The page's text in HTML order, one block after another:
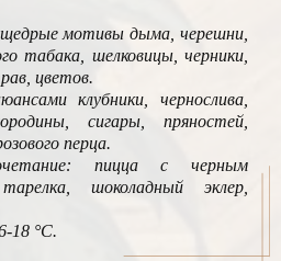
мотивы дыма, черешни,
табака, шелковицы, черники,
цветов.
клубники, чернослива,
сигары, пряностей,
перца.
пицца с черным
шоколадный эклер,
18 °C.